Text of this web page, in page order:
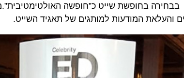
בחופשת שייט כ”חופשה
המודעות למותגים של תאגיד השייט.